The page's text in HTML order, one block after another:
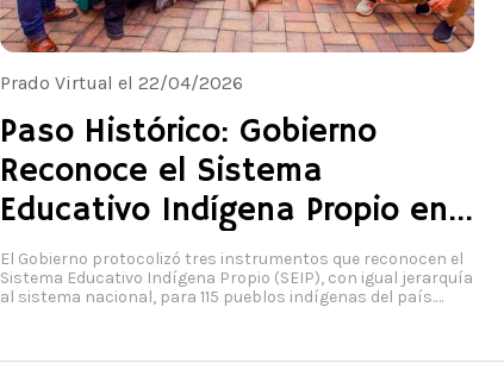
Prado Virtual el 22/04/2026
Paso Histórico: Gobierno
Reconoce el Sistema
Educativo Indígena Propio en
Colombia
El Gobierno protocolizó tres instrumentos que reconocen el
Sistema Educativo Indígena Propio (SEIP), con igual jerarquía
al sistema nacional, para 115 pueblos indígenas del país.